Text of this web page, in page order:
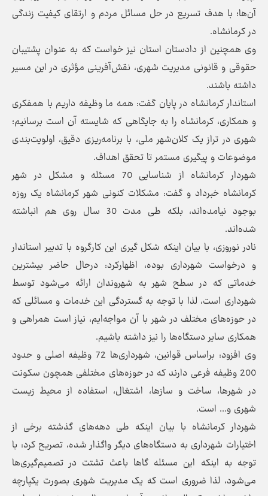
آن‌ها؛ با هدف تسریع در حل مسائل مردم و ارتقای کیفیت زندگی
در کرمانشاه.
وی همچنین از دادستان استان نیز خواست که به عنوان پشتیبان
حقوقی و قانونی مدیریت شهری، نقش‌آفرینی مؤثری در این مسیر
داشته باشند.
استاندار کرمانشاه در پایان گفت: همه ما وظیفه داریم با همفکری
و همکاری، کرمانشاه را به جایگاهی که شایسته آن است برسانیم؛
شهری در تراز یک کلان‌شهر ملی، با برنامه‌ریزی دقیق، اولویت‌بندی
موضوعات و پیگیری مستمر تا تحقق اهداف.
شهردار کرمانشاه از شناسایی 70 مسئله و مشکل در شهر
کرمانشاه خبرداد و گفت: مشکلات کنونی شهر کرمانشاه یک روزه
بوجود نیامده‌اند، بلکه طی مدت 30 سال روی هم انباشته
شده‌اند.
نادر نوروزی، با بیان اینکه شکل گیری این کارگروه با تدبیر استاندار
و درخواست شهرداری بوده، اظهارکرد: درحال حاضر بیشترین
خدماتی که در سطح شهر به شهروندان ارائه می‌شود توسط
شهرداری است، لذا با توجه به گستردگی این خدمات و مسائلی که
در حوزه‌های مختلف در شهر با آن مواجه‌ایم، نیاز است همراهی و
همکاری سایر دستگاه‌ها را نیز داشته باشیم.
وی افزود: براساس قوانین، شهرداری‌ها 72 وظیفه اصلی و حدود
200 وظیفه فرعی دارند که در حوزه‌های مختلفی همچون سکونت
در شهرها، ساخت و سازها، اشتغال، استفاده از محیط زیست
شهری و... است.
شهردار کرمانشاه با بیان اینکه طی دهه‌های گذشته برخی از
اختیارات شهرداری به دستگاه‌های دیگر واگذار شده، تصریح کرد: با
توجه به اینکه این مسئله گاها باعث تشتت در تصمیم‌گیری‌ها
می‌شود، لذا ضروری است که یک مدیریت شهری بصورت یکپارچه